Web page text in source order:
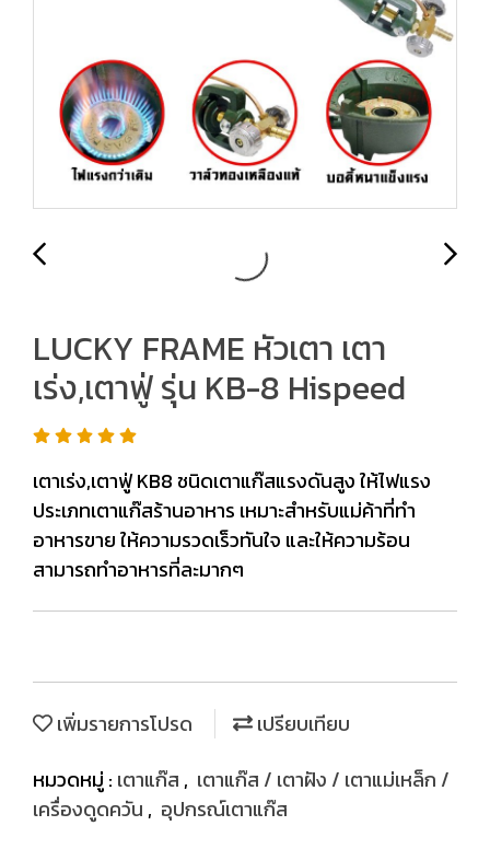
LUCKY FRAME หัวเตา เตา
เร่ง,เตาฟู่ รุ่น KB-8 Hispeed
เตาเร่ง,เตาฟู่ KB8 ชนิดเตาแก๊สแรงดันสูง ให้ไฟแรง
ประเภทเตาแก๊สร้านอาหาร เหมาะสำหรับแม่ค้าที่ทำ
อาหารขาย ให้ความรวดเร็วทันใจ และให้ความร้อน
สามารถทำอาหารที่ละมากๆ
เพิ่มรายการโปรด
เปรียบเทียบ
หมวดหมู่ : เตาแก๊ส , เตาแก๊ส / เตาฝัง / เตาแม่เหล็ก /
เครื่องดูดควัน , อุปกรณ์เตาแก๊ส